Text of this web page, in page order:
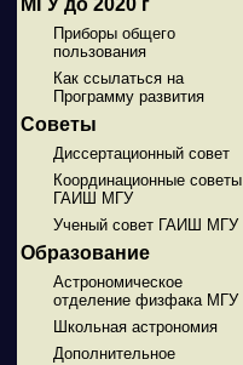
Приборы общего
пользования
Как ссылаться на
Программу развития
Советы
Диссертационный совет
Координационные советы
ГАИШ МГУ
Ученый совет ГАИШ МГУ
Образование
Астрономическое
отделение физфака МГУ
Школьная астрономия
Дополнительное